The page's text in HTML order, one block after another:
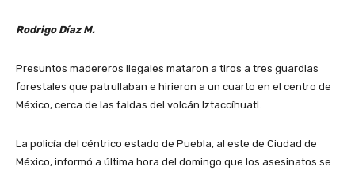
Rodrigo Díaz M.
Presuntos madereros ilegales mataron a tiros a tres guardias
forestales que patrullaban e hirieron a un cuarto en el centro de
México, cerca de las faldas del volcán Iztaccíhuatl.
La policía del céntrico estado de Puebla, al este de Ciudad de
México, informó a última hora del domingo que los asesinatos se